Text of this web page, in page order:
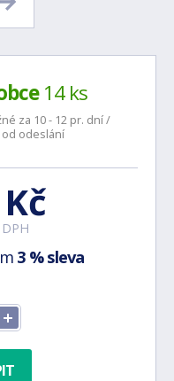
14 ks
za 10 - 12 pr. dní /
od odeslání
3 % sleva